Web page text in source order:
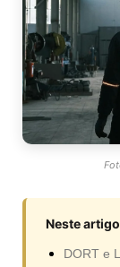
Neste
DORT e